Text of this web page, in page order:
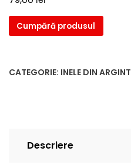
Cumpără produsul
CATEGORIE: INELE DIN ARGINT
Descriere